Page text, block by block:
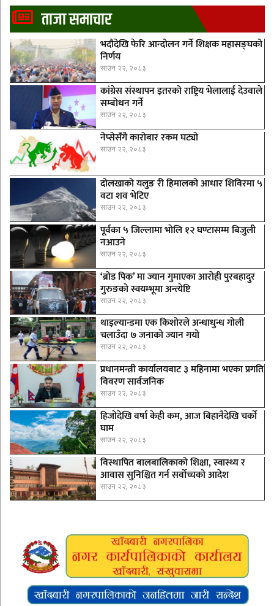
ताजा समाचार
भदौदेखि फेरि आन्दोलन गर्ने शिक्षक महासङ्घको
निर्णय
साउन २२, २०८३
कांग्रेस संस्थापन इतरको राष्ट्रिय भेलालाई देउवाले
सम्बोधन गर्ने
साउन २२, २०८३
नेप्सेसँगै काराेबार रकम घट्याे
साउन २२, २०८३
दोलखाको यलुङ री हिमालको आधार शिविरमा ५
वटा शव भेटिए
साउन २२, २०८३
पूर्वका ५ जिल्लामा भाेलि १२ घण्टासम्म बिजुली
नआउने
साउन २२, २०८३
‘ब्रोड पिक’ मा ज्यान गुमाएका आराेही पुरबहादुर
गुरुङको स्वयम्भूमा अन्त्येष्टि
साउन २२, २०८३
थाइल्यान्डमा एक किशोरले अन्धाधुन्ध गोली
चलाउँदा ७ जनाको ज्यान गयो
साउन २२, २०८३
प्रधानमन्त्री कार्यालयबाट ३ महिनामा भएका प्रगति
विवरण सार्वजनिक
साउन २२, २०८३
हिजोदेखि वर्षा केही कम, आज बिहानैदेखि चर्को
घाम
साउन २२, २०८३
विस्थापित बालबालिकाको शिक्षा, स्वास्थ्य र
आवास सुनिश्चित गर्न सर्वोच्चको आदेश
साउन २२, २०८३